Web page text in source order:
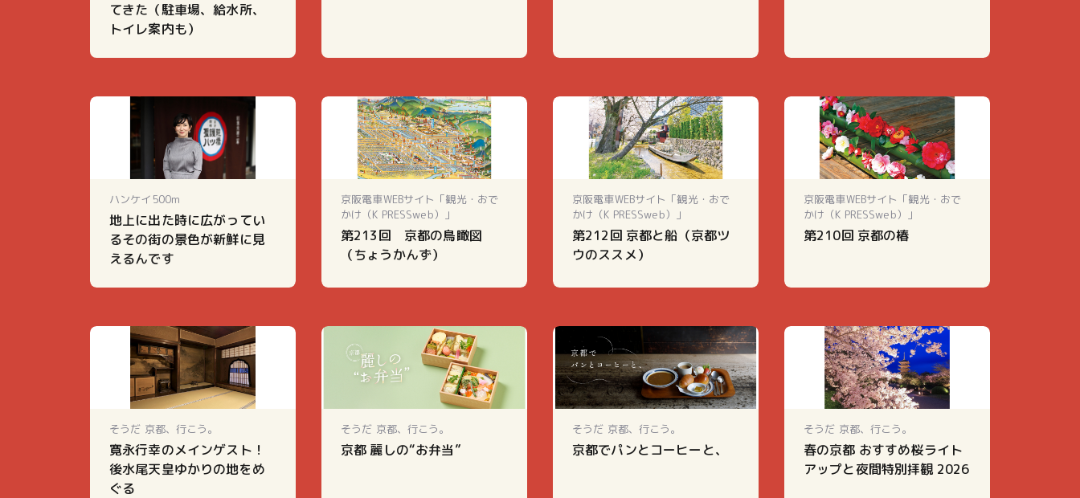
てきた（駐車場、給水所、
トイレ案内も）
ハンケイ500m
地上に出た時に広がってい
るその街の景色が新鮮に見
えるんです
京阪電車WEBサイト「観光・おで
かけ（K PRESSweb）」
第213回 京都の鳥瞰図
（ちょうかんず）
京阪電車WEBサイト「観光・おで
かけ（K PRESSweb）」
第212回 京都と船（京都ツ
ウのススメ）
京阪電車WEBサイト「観光・おで
かけ（K PRESSweb）」
第210回 京都の椿
そうだ 京都、行こう。
寛永行幸のメインゲスト！
後水尾天皇ゆかりの地をめ
ぐる
そうだ 京都、行こう。
京都 麗しの“お弁当”
そうだ 京都、行こう。
京都でパンとコーヒーと、
そうだ 京都、行こう。
春の京都 おすすめ桜ライト
アップと夜間特別拝観 2026